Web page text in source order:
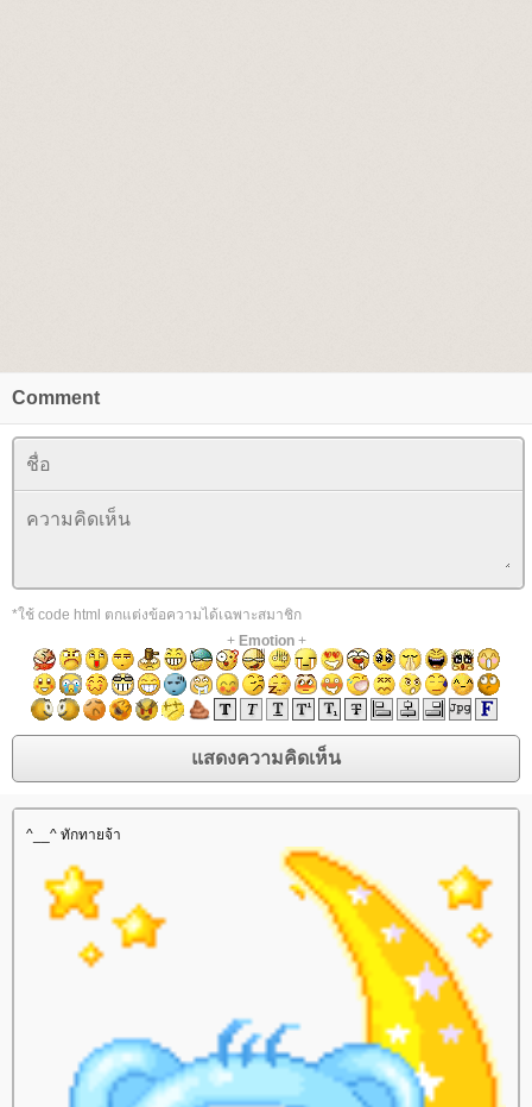
Comment
*ใช้ code html ตกแต่งข้อความได้เฉพาะสมาชิก
+ Emotion+
^__^ ทักทายจ้า